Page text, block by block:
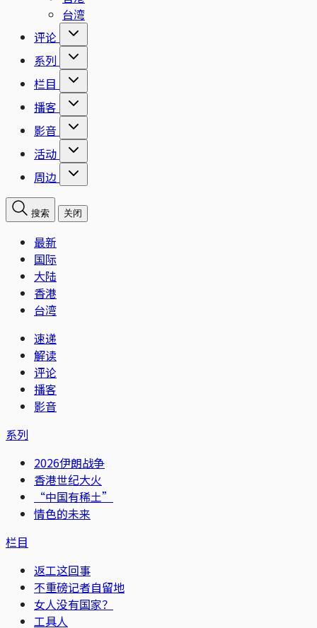
台湾
评论
系列
栏目
播客
影音
活动
周边
搜索 关闭
最新
国际
大陆
香港
台湾
速递
解读
评论
播客
影音
系列
2026伊朗战争
香港世纪大火
“中国有稀土”
情色的未来
栏目
返工这回事
不重磅记者自留地
女人没有国家？
工具人